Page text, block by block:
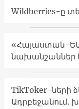
Wildberries-ը
«Հայաստան-
նախանշաններ
TikToker-ների
Ադրբեջանում.